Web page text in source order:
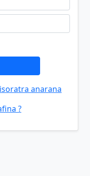
anarana
?